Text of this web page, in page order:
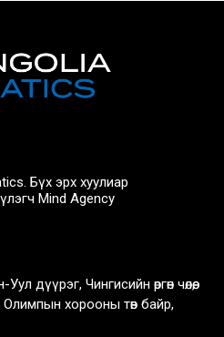
Бүх эрх хуулиар
Mind Agency
дүүрэг, Чингисийн өргөн чөлөө,
хорооны төв байр,